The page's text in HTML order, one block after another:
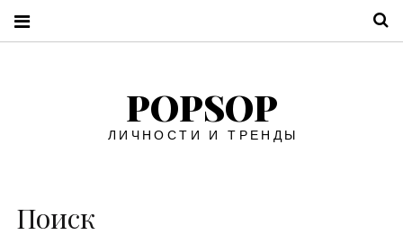
POPSOP
ЛИЧНОСТИ И ТРЕНДЫ
Поиск